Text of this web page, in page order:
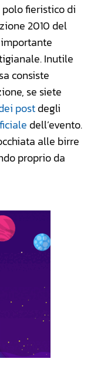
fieristico di
2010 del
Inutile
consiste
se siete
postdegli
dell’evento.
alle birre
proprio da